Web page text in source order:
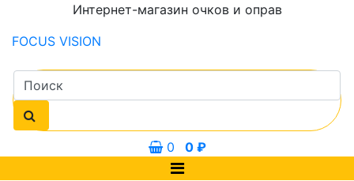
Интернет-магазин очков и оправ
FOCUS VISION
0 0 ₽